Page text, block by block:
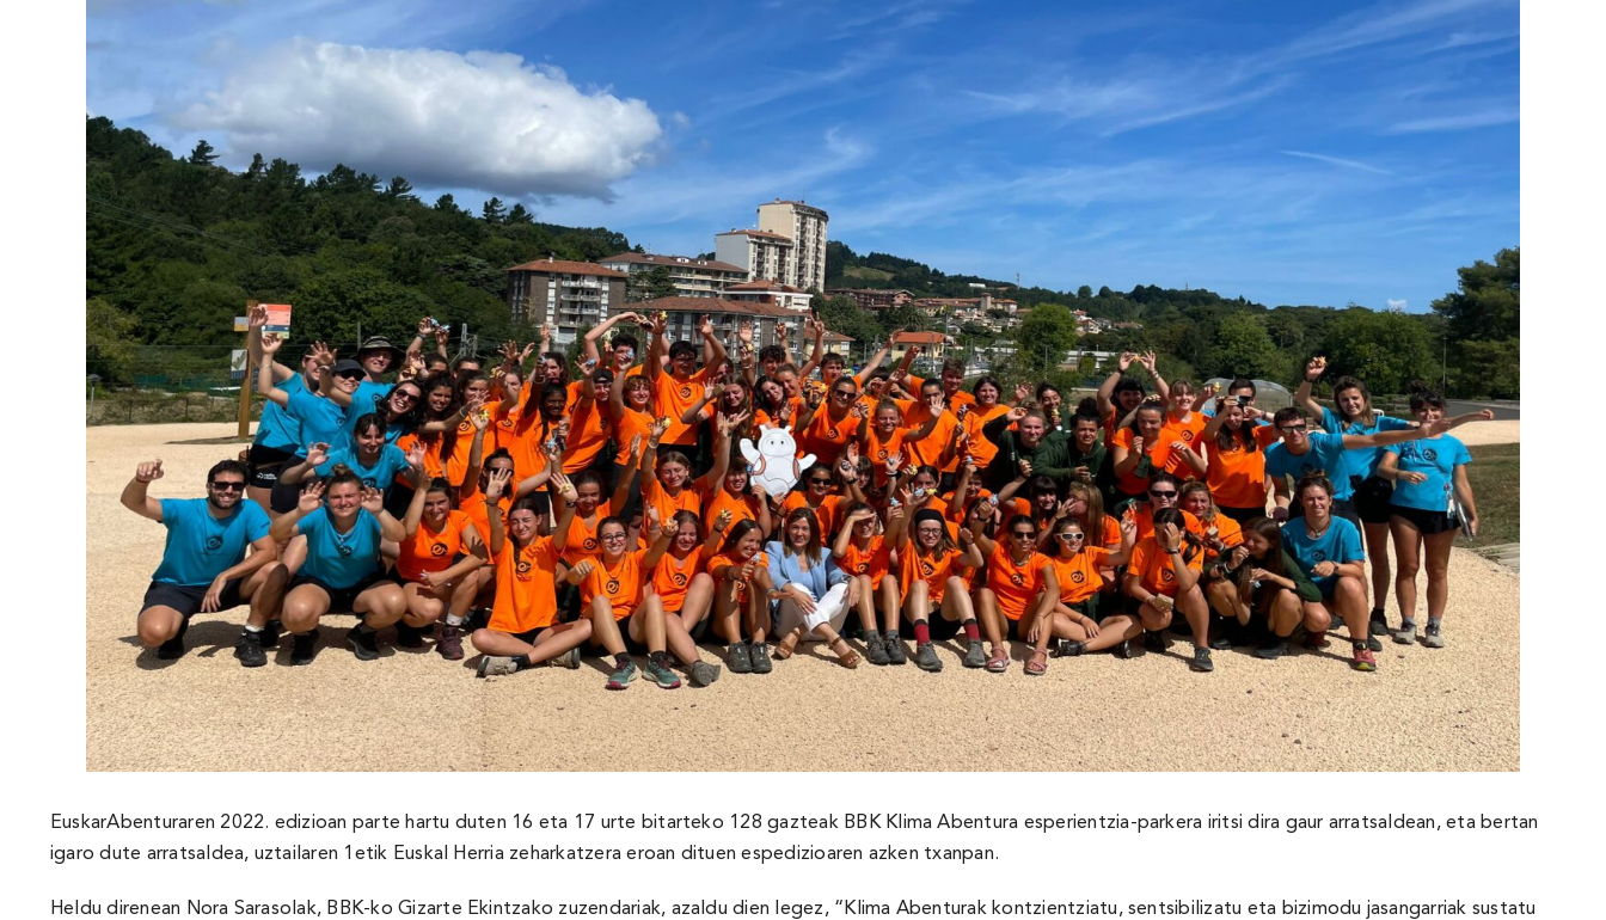
EuskarAbenturaren 2022. edizioan parte hartu duten 16 eta 17 urte bitarteko 128 gazteak BBK Klima Abentura esperientzia-parkera iritsi dira gaur arratsaldean, eta bertan
igaro dute arratsaldea, uztailaren 1etik Euskal Herria zeharkatzera eroan dituen espedizioaren azken txanpan.
Heldu direnean Nora Sarasolak, BBK-ko Gizarte Ekintzako zuzendariak, azaldu dien legez, “Klima Abenturak kontzientziatu, sentsibilizatu eta bizimodu jasangarriak sustatu